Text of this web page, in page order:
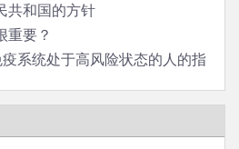
共和国的方针
重要？
系统处于高风险状态的人的指